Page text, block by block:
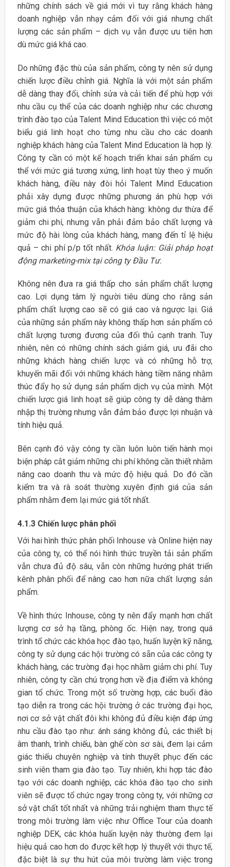
những chính sách về giá mới vì tuy rằng khách hàng
doanh nghiệp vẫn nhạy cảm đối với giá nhưng chất
lượng các sản phẩm – dịch vụ vẫn được ưu tiên hơn
dù mức giá khá cao.
Do những đặc thù của sản phẩm, công ty nên sử dụng
chiến lược điều chỉnh giá. Nghĩa là với một sản phẩm
dễ dàng thay đổi, chỉnh sửa và cải tiến để phù hợp với
nhu cầu cụ thể của các doanh nghiệp như các chương
trình đào tạo của Talent Mind Education thì việc có một
biểu giá linh hoạt cho từng nhu cầu cho các doanh
nghiệp khách hàng của Talent Mind Education là hợp lý.
Công ty cần có một kế hoạch triển khai sản phẩm cụ
thể với mức giá tương xứng, linh hoạt tùy theo ý muốn
khách hàng, điều này đòi hỏi Talent Mind Education
phải xây dựng được những phương án phù hợp với
mức giá thỏa thuận của khách hàng: không dư thừa để
giảm chi phí, nhưng vẫn phải đảm bảo chất lượng và
mức độ hài lòng của khách hàng, mang đến tỉ lệ hiệu
quả – chi phí p/p tốt nhất. Khóa luận: Giải pháp hoạt
động marketing-mix tại công ty Đầu Tư.
Không nên đưa ra giá thấp cho sản phẩm chất lượng
cao. Lợi dụng tâm lý người tiêu dùng cho rằng sản
phẩm chất lượng cao sẽ có giá cao và ngược lại. Giá
của những sản phẩm này không thấp hơn sản phẩm có
chất lượng tương đương của đối thủ cạnh tranh. Tuy
nhiên, nên có những chính sách giảm giá, ưu đãi cho
những khách hàng chiến lược và có những hỗ trợ,
khuyến mãi đối với những khách hàng tiềm năng nhằm
thúc đẩy họ sử dụng sản phẩm dịch vụ của mình. Một
chiến lược giá linh hoạt sẽ giúp công ty dễ dàng thâm
nhập thị trường nhưng vẫn đảm bảo được lợi nhuận và
tính hiệu quả.
Bên cạnh đó vậy công ty cần luôn luôn tiến hành mọi
biện pháp cắt giảm những chi phí không cần thiết nhằm
nâng cao doanh thu và mức độ hiệu quả. Do đó cần
kiểm tra và rà soát thường xuyên định giá của sản
phẩm nhằm đem lại mức giá tốt nhất.
4.1.3 Chiến lược phân phối
Với hai hình thức phân phối Inhouse và Online hiện nay
của công ty, có thể nói hình thức truyền tải sản phẩm
vẫn chưa đủ độ sâu, vẫn còn những hướng phát triển
kênh phân phối để nâng cao hơn nữa chất lượng sản
phẩm.
Về hình thức Inhouse, công ty nên đẩy mạnh hơn chất
lượng cơ sở hạ tầng, phòng ốc. Hiện nay, trong quá
trình tổ chức các khóa học đào tạo, huấn luyện kỹ năng,
công ty sử dụng các hội trường có sẵn của các công ty
khách hàng, các trường đại học nhằm giảm chi phí. Tuy
nhiên, công ty cần chú trọng hơn về địa điểm và không
gian tổ chức. Trong một số trường hợp, các buổi đào
tạo diễn ra trong các hội trường ở các trường đại học,
nơi cơ sở vật chất đôi khi không đủ điều kiện đáp ứng
nhu cầu đào tạo như: ánh sáng không đủ, các thiết bị
âm thanh, trình chiếu, bàn ghế còn sơ sài, đem lại cảm
giác thiếu chuyên nghiệp và tính thuyết phục đến các
sinh viên tham gia đào tạo. Tuy nhiên, khi hợp tác đào
tạo với các doanh nghiệp, các khóa đào tạo cho sinh
viên sẽ được tổ chức ngay trong công ty, với những cơ
sở vật chất tốt nhất và những trải nghiệm tham thực tế
trong môi trường làm việc như Office Tour của doanh
nghiệp DEK, các khóa huấn luyện này thường đem lại
hiệu quả cao hơn do được kết hợp lý thuyết với thực tế,
đặc biệt là sự thu hút của môi trường làm việc trong